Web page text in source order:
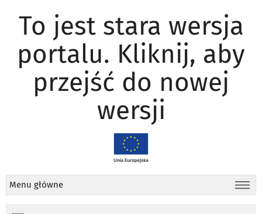
To jest stara wersja
portalu. Kliknij, aby
przejść do nowej
wersji
Menu główne